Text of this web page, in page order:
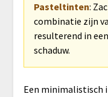
Pasteltinten:
combinatie zijn
resulterend in
schaduw.
Een minimalistisch